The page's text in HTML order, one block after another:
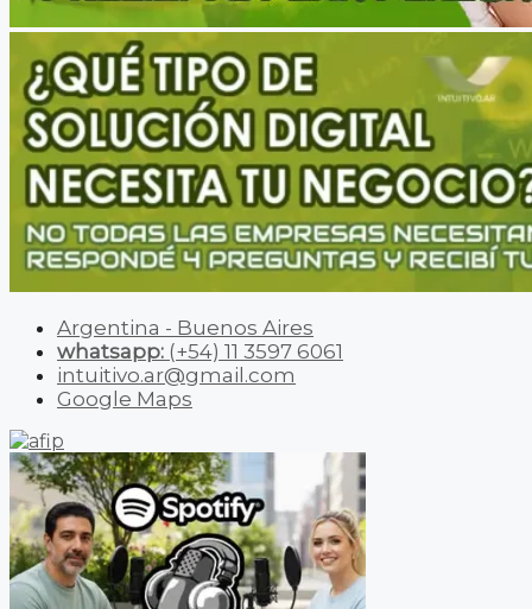
Argentina - Buenos Aires
whatsapp: (+54) 11 3597 6061
intuitivo.ar@gmail.com
Google Maps